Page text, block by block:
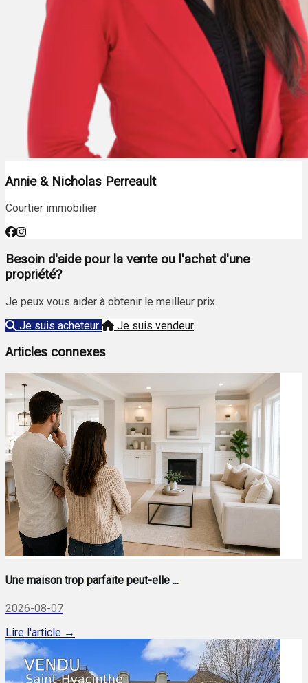
Annie & Nicholas Perreault
Courtier immobilier
Besoin d'aide pour la vente ou l'achat d'une
propriété?
Je peux vous aider à obtenir le meilleur prix.
Je suis acheteur
Je suis vendeur
Articles connexes
Une maison trop parfaite peut-elle ...
2026-08-07
Lire l'article →